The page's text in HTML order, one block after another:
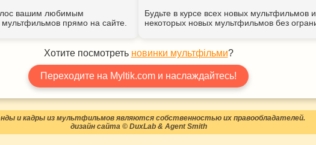
вашим любимым
прямо на сайте.
Будьте в курсе всех новых
некоторых новых мультфильмов без
Хотите посмотреть новинки мультфільми?
Переходите на Myltik.com и наслаждайтесь!
и кадры из мультфильмов являются собственностью их правообладателей.
дизайн сайта © DuxLab & Agent Smith